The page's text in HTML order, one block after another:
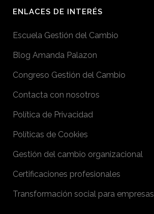
ENLACES DE INTERÉS
Escuela Gestión del Cambio
Blog Amanda Palazon
Congreso Gestión del Cambio
Contacta con nosotros
Política de Privacidad
Políticas de Cookies
Gestión del cambio organizacional
Certificaciones profesionales
Transformación social para empresas